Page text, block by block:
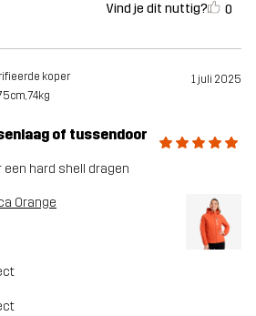
Vind je dit nuttig? 0
koper 1 juli 2025
74kg
of tussendoor
een hard shell dragen
Orange